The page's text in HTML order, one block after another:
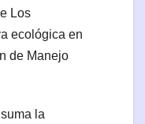
Los
ecológica en
de Manejo
la